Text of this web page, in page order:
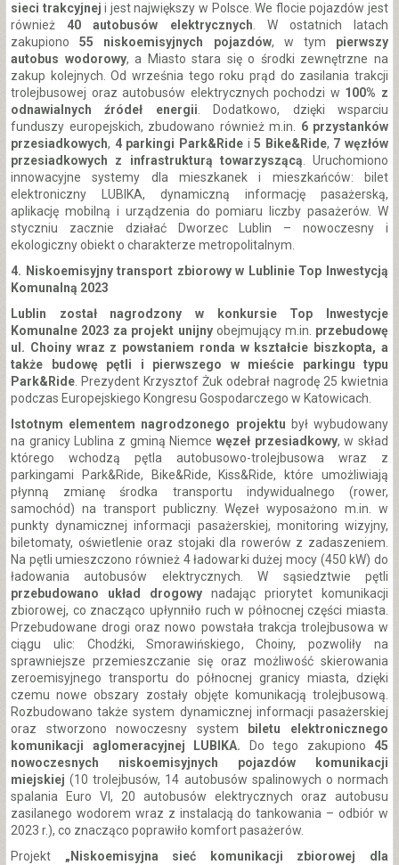
sieci trakcyjnej i jest największy w Polsce. We flocie pojazdów jest
również 40 autobusów elektrycznych. W ostatnich latach
zakupiono55 niskoemisyjnych pojazdów, w tym pierwszy
autobus wodorowy, a Miasto stara się o środki zewnętrzne na
zakup kolejnych. Od września tego roku prąd do zasilania trakcji
trolejbusowej oraz autobusów elektrycznych pochodzi w 100% z
odnawialnych źródeł energii. Dodatkowo, dzięki wsparciu
funduszy europejskich, zbudowano również m.in. 6 przystanków
przesiadkowych, 4 parkingi Park&Ridei5 Bike&Ride, 7 węzłów
przesiadkowych z infrastrukturą towarzyszącą. Uruchomiono
innowacyjne systemy dla mieszkanek i mieszkańców: bilet
elektroniczny LUBIKA, dynamiczną informację pasażerską,
aplikację mobilną i urządzenia do pomiaru liczby pasażerów. W
styczniu zacznie działać Dworzec Lublin – nowoczesny i
ekologiczny obiekt o charakterze metropolitalnym.
4. Niskoemisyjny transport zbiorowy w Lublinie Top Inwestycją
Komunalną 2023
Lublin został nagrodzony w konkursie Top Inwestycje
Komunalne 2023 za projekt unijny obejmujący m.in. przebudowę
ul. Choiny wraz z powstaniem ronda w kształcie biszkopta, a
także budowę pętli i pierwszego w mieście parkingu typu
Park&Ride. Prezydent Krzysztof Żuk odebrał nagrodę 25 kwietnia
podczas Europejskiego Kongresu Gospodarczego w Katowicach.
Istotnym elementem nagrodzonego projektu był wybudowany
na granicy Lublina z gminą Niemce węzeł przesiadkowy, w skład
którego wchodzą pętla autobusowo-trolejbusowa wraz z
parkingami Park&Ride, Bike&Ride, Kiss&Ride, które umożliwiają
płynną zmianę środka transportu indywidualnego (rower,
samochód) na transport publiczny. Węzeł wyposażono m.in. w
punkty dynamicznej informacji pasażerskiej, monitoring wizyjny,
biletomaty, oświetlenie oraz stojaki dla rowerów z zadaszeniem.
Na pętli umieszczono również 4 ładowarki dużej mocy (450 kW) do
ładowania autobusów elektrycznych. W sąsiedztwie pętli
przebudowano układ drogowy nadając priorytet komunikacji
zbiorowej, co znacząco upłynniło ruch w północnej części miasta.
Przebudowane drogi oraz nowo powstała trakcja trolejbusowa w
ciągu ulic: Chodźki, Smorawińskiego, Choiny, pozwoliły na
sprawniejsze przemieszczanie się oraz możliwość skierowania
zeroemisyjnego transportu do północnej granicy miasta, dzięki
czemu nowe obszary zostały objęte komunikacją trolejbusową.
Rozbudowano także system dynamicznej informacji pasażerskiej
oraz stworzono nowoczesny system biletu elektronicznego
komunikacji aglomeracyjnej LUBIKA. Do tego zakupiono 45
nowoczesnych niskoemisyjnych pojazdów komunikacji
miejskiej (10 trolejbusów, 14 autobusów spalinowych o normach
spalania Euro VI, 20 autobusów elektrycznych oraz autobusu
zasilanego wodorem wraz z instalacją do tankowania – odbiór w
2023 r.), co znacząco poprawiło komfort pasażerów.
Projekt „Niskoemisyjna sieć komunikacji zbiorowej dla